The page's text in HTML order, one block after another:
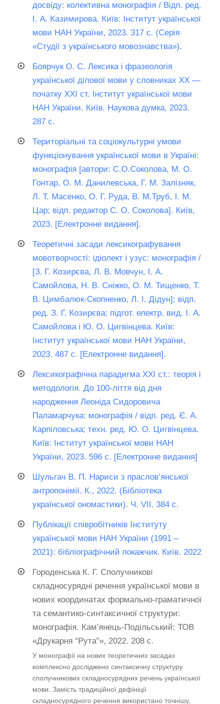
досвіду: колективна монографія / Відп. ред.
І. А. Казимирова. Київ: Інститут української
мови НАН України, 2023. 317 с. (Серія
«Студії з українського мовознавства»).
Боярчук О. С. Лексика і фразеологія
української ділової мови у словниках ХХ —
початку ХХІ ст. Інститут української мови
НАН України. Київ. Наукова думка, 2023.
287 с.
Територіальні та соціокультурні умови
функціонування української мови в Україні:
монографія [автори: С.О.Соколова, М. О.
Гонтар, О. М. Данилевська, Г. М. Залізняк,
Л. Т. Масенко, О. Г. Руда, В. М.Труб, І. М.
Цар; відп. редактор С. О. Соколова]. Київ,
2023. [Електронне видання].
Теоретичні засади лексикографування
мовотворчості: ідіолект і узус: монографія /
[З. Г. Козирєва, Л. В. Мовчун, І. А.
Самойлова, Н. В. Сніжко, О. М. Тищенко, Т.
В. Цимбалюк-Скопненко, Л. І. Дідун]; відп.
ред. З. Г. Козирєва; підгот. електр. вид. І. А.
Самойлова і Ю. О. Цигвінцева. Київ:
Інститут української мови НАН України,
2023. 487 с. [Електронне видання].
Лексикографічна парадигма ХХІ ст.: теорія і
методологія. До 100-ліття від дня
народження Леоніда Сидоровича
Паламарчука: монографія / відп. ред. Є. А.
Карпіловська; техн. ред. Ю. О. Цигвінцева.
Київ: Інститут української мови НАН
України, 2023. 596 с. [Електронне видання]
Шульгач В. П. Нариси з праслов’янської
антропонімії. К., 2022. (Бібліотека
української ономастики). Ч. VІІ. 384 с.
Публікації співробітників Інституту
української мови НАН України (1991 –
2021): бібліографічний покажчик. Київ. 2022
Городенська К. Г. Сполучникові
складносурядні речення української мови в
нових координатах формально-граматичної
та семантико-синтаксичної структури:
монографія. Кам’янець-Подільський: ТОВ
«Друкарня “Рута”», 2022. 208 с.
У монографії на нових теоретичних засадах
комплексно досліджено синтаксичну структуру
сполучникових складносурядних речень української
мови. Замість традиційної дефініції
складносурядного речення використано точнішу,